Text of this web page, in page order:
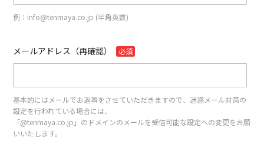
例：info@tenmaya.co.jp (半角英数)
メールアドレス（再確認） 必須
基本的にはメールでお返事をさせていただきますので、迷惑メール対策の
設定を行われている場合には、
「@tenmaya.co.jp」のドメインのメールを受信可能な設定への変更をお願
いいたします。